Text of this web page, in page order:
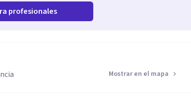
profesionales
Mostrar en el mapa